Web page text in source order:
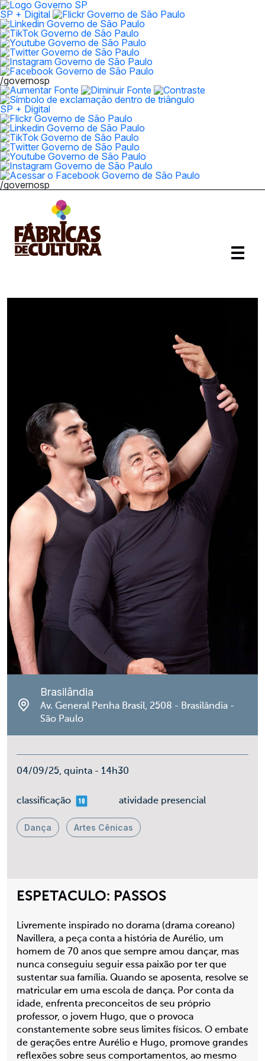
SP + Digital
/governosp
SP + Digital
/governosp
ESPETACULO: PASSOS
Livremente inspirado no dorama (drama coreano)
Navillera, a peça conta a história de Aurélio, um
homem de 70 anos que sempre amou dançar, mas
nunca conseguiu seguir essa paixão por ter que
sustentar sua família. Quando se aposenta, resolve se
matricular em uma escola de dança. Por conta da
idade, enfrenta preconceitos de seu próprio
professor, o jovem Hugo, que o provoca
constantemente sobre seus limites físicos. O embate
de gerações entre Aurélio e Hugo, promove grandes
reflexões sobre seus comportamentos, ao mesmo
Brasilândia
Av. General Penha Brasil, 2508 - Brasilândia -
São Paulo
04/09/25, quinta - 14h30
classificaçãomais 10 atividade presencial
Dança Artes Cênicas